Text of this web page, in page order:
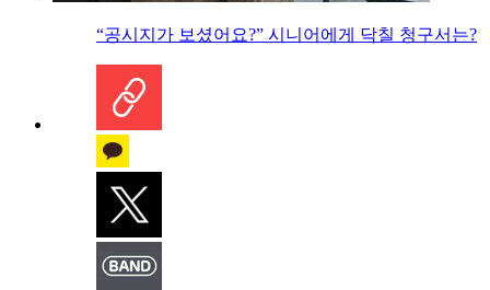
“공시지가 보셨어요?” 시니어에게 닥칠 청구서는?